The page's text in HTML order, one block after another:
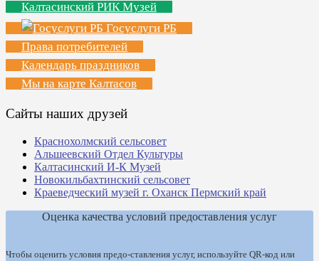
Калтасинский РИК Музей
Госуслуги РБ
Права потребителей
Календарь праздников
Мы на карте Калтасов
Сайты наших друзей
Краснохолмский сельсовет
Альшеевский Отдел Культуры
Калтасинский И-К Музей
Новокильбахтинский сельсовет
Краеведческий музей г. Оханск Пермский край
Оценка качества условий предоставления услуг
Чтобы оценить условия предо-ставления услуг, используйте QR-код или